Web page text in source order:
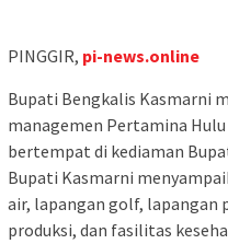
PINGGIR, pi-news.online
Bupati Bengkalis Kasmarni
managemen Pertamina Hulu
bertempat di kediaman
Bupati Kasmarni
air, lapangan golf, lapangan
produksi, dan fasilitas